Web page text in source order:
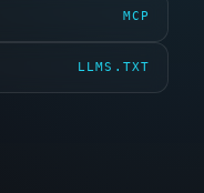
MCP
LLMS.TXT